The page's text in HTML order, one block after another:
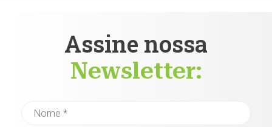
Assine nossa
Newsletter: